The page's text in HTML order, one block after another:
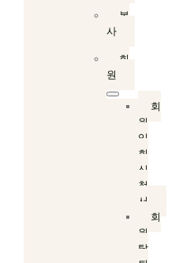
봉
사
회
원
회
원
입
회
신
청
서
회
원
탈